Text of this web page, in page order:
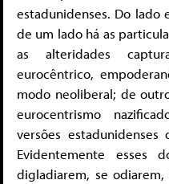
estadunidenses. Do lado
de um lado há as
as alteridades
eurocêntrico,
modo neoliberal; de
eurocentrismo
versões
Evidentemente esses
digladiarem, se